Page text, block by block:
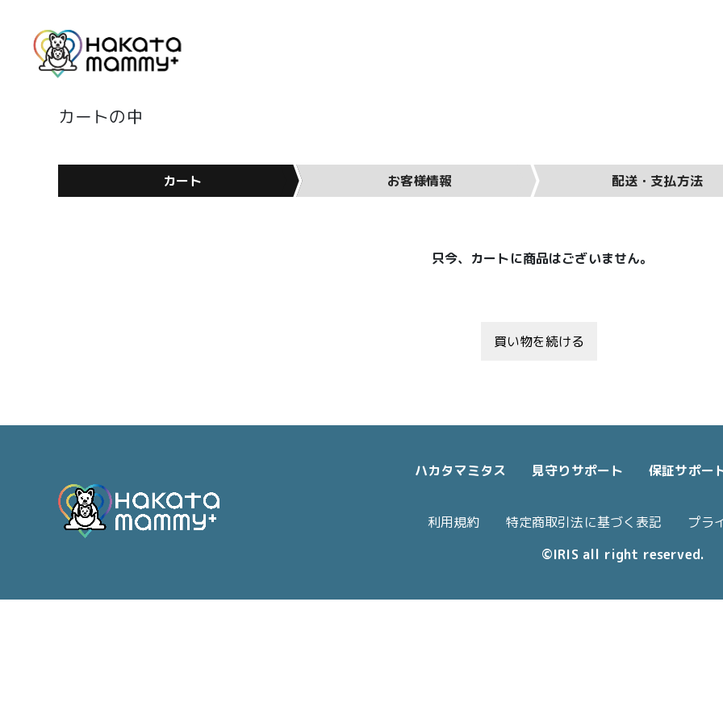
カートの中
カート お客様情報 配送・支払方法
只今、カートに商品はございません。
ハカタマミタス 見守りサポート 保証サポー
利用規約 特定商取引法に基づく表記
プラ
©IRIS all right reserved.